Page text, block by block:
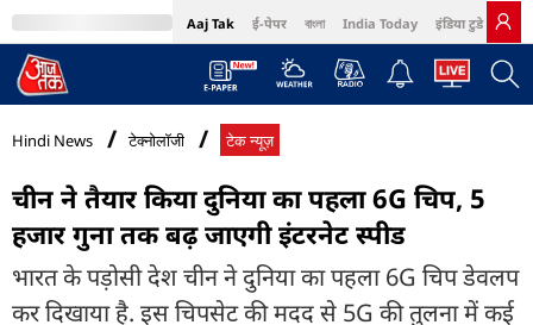
Aaj Tak ई-पेपर বাংলা India Today इंडिया टुडे हिंदी
MumbaiTak Cosmopolitan Harper's Bazaar Northeast
Hindi News टेक्नोलॉजी टेक न्यूज़
चीन ने तैयार किया दुनिया का पहला 6G चिप, 5
हजार गुना तक बढ़ जाएगी इंटरनेट स्पीड
भारत के पड़ोसी देश चीन ने दुनिया का पहला 6G चिप डेवलप
कर दिखाया है. इस चिपसेट की मदद से 5G की तुलना में कई